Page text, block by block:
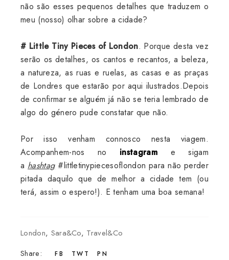
não são esses pequenos detalhes que traduzem o
meu (nosso) olhar sobre a cidade?
# Little Tiny Pieces of London. Porque desta vez
serão os detalhes, os cantos e recantos, a beleza,
a natureza, as ruas e ruelas, as casas e as praças
de Londres que estarão por aqui ilustrados.Depois
de confirmar se alguém já não se teria lembrado de
algo do género pude constatar que não.
Por isso venham connosco nesta viagem.
Acompanhem-nos no instagram e sigam
a hashtag#littletinypiecesoflondon para não perder
pitada daquilo que de melhor a cidade tem (ou
terá, assim o espero!). E tenham uma boa semana!
London, Sara&Co, Travel&Co
Share:
FB TWT PN